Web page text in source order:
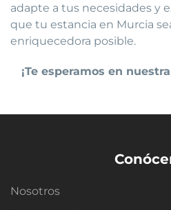
adapte a tus necesidades y
que tu estancia en Murcia
enriquecedora posible.
¡Te esperamos en
Nosotros